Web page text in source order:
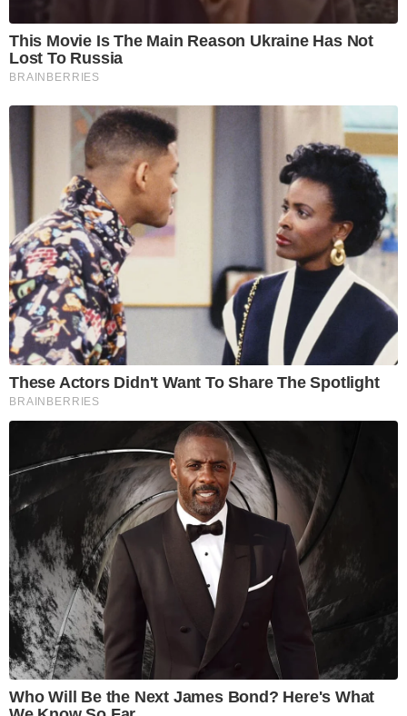
This Movie Is The Main Reason Ukraine Has Not
Lost To Russia
BRAINBERRIES
These Actors Didn't Want To Share The Spotlight
BRAINBERRIES
Who Will Be the Next James Bond? Here's What